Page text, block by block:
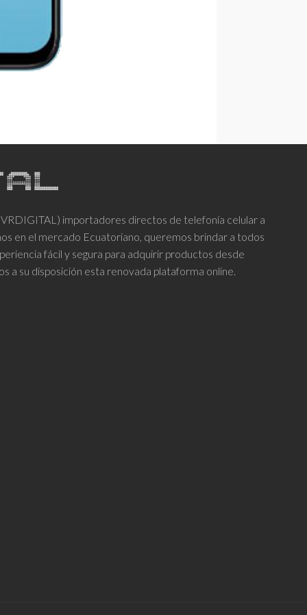
importadores directos de telefonía celular a
en el mercado Ecuatoriano, queremos brindar a todos
fácil y segura para adquirir productos desde
a su disposición esta renovada plataforma online.